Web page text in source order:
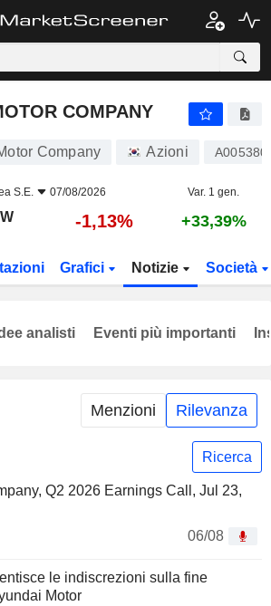
COMPANY
Company Azioni A005380
S.E. 07/08/2026 Var. 1 gen.
-1,13% +33,39%
Grafici Notizie Società
Menzioni Rilevanza
Ricerca
Q2 2026 Earnings Call, Jul 23,
06/08
le indiscrezioni sulla fine
Motor
analisti Eventi più importanti